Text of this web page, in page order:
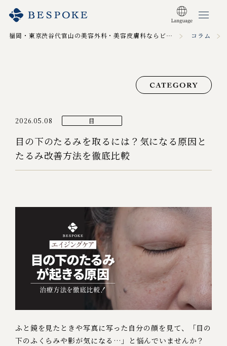
福岡・東京渋谷代官山の美容外科・美容皮膚科ならビスポーククリニック TOP コラム
2026.05.08 目
目の下のたるみを取るには？気になる原因と
たるみ改善方法を徹底比較
ふと鏡を見たときや写真に写った自分の顔を見て、「目の
下のふくらみや影が気になる…」と悩んでいませんか？